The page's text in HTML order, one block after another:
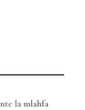
la mlahfa